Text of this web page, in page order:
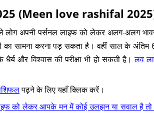
(Meen love rashifal
लोग अपनी पर्सनल लाइफ को लेकर अलग-अलग
का सामना करना पड़ सकता है। वहीं साल के
और विश्वास की परीक्षा भी हो सकती है।लव
पढ़ने के लिए यहाँ क्लिक करें।
को लेकर आपके मन में कोई उलझन या सवाल है तो